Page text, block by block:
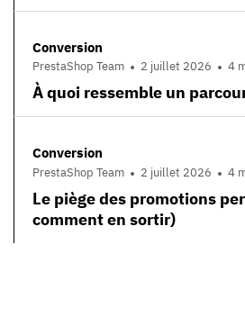
Conversion
PrestaShop Team 2 juillet 2026 4
À quoi ressemble un
Conversion
PrestaShop Team 2 juillet 2026 4
Le piège des promotions
comment en sortir)